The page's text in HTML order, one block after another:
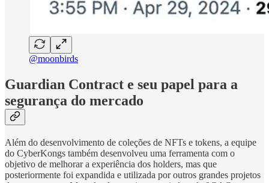
@moonbirds
Guardian Contract e seu papel para a
segurança do mercado
Além do desenvolvimento de coleções de NFTs e tokens, a equipe
do CyberKongs também desenvolveu uma ferramenta com o
objetivo de melhorar a experiência dos holders, mas que
posteriormente foi expandida e utilizada por outros grandes projetos